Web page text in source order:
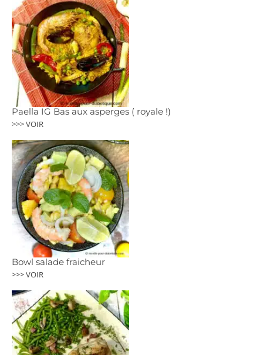
Paella IG Bas aux asperges ( royale !)
>>> VOIR
Bowl salade fraicheur
>>> VOIR